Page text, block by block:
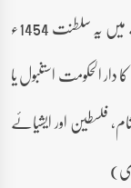
کٹ کر خود ایک الگ سلطنت بن گیا۔ مسیحیوں کے قبضے میں یہ سلطنت 1454ء
الحکومت استنبول یا
فلسطین اور ایشیائے